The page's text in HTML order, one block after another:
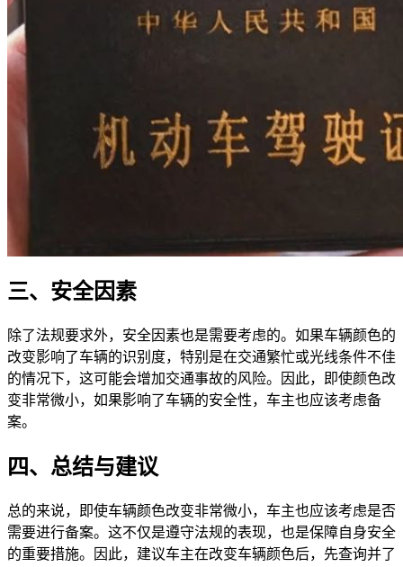
三、安全因素
除了法规要求外，安全因素也是需要考虑的。如果车辆颜色的
改变影响了车辆的识别度，特别是在交通繁忙或光线条件不佳
的情况下，这可能会增加交通事故的风险。因此，即使颜色改
变非常微小，如果影响了车辆的安全性，车主也应该考虑备
案。
四、总结与建议
总的来说，即使车辆颜色改变非常微小，车主也应该考虑是否
需要进行备案。这不仅是遵守法规的表现，也是保障自身安全
的重要措施。因此，建议车主在改变车辆颜色后，先查询并了